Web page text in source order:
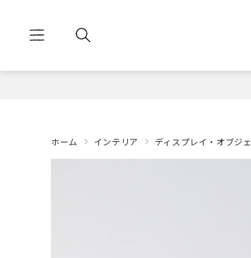
ホーム インテリア ディスプレイ・オブジェ